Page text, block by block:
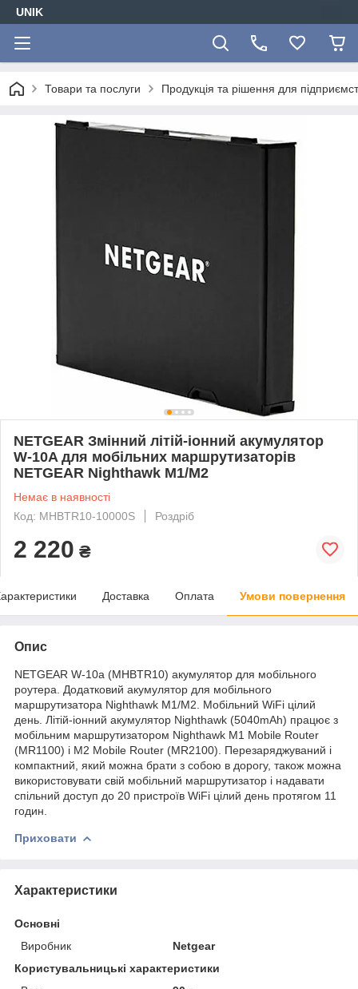
UNIK
Товари та послуги Продукція та рішення для
NETGEAR Змінний літій-іонний акумулятор
W-10A для мобільних маршрутизаторів
NETGEAR Nighthawk M1/M2
Немає в наявності
Код: MHBTR10-10000S
Роздріб
2 220 ₴
Доставка Оплата Умови повернення
Опис
NETGEAR W-10a (MHBTR10) акумулятор для мобільного
роутера. Додатковий акумулятор для мобільного
маршрутизатора Nighthawk M1/M2. Мобільний WiFi цілий
день. Літій-іонний акумулятор Nighthawk (5040mAh) працює з
мобільним маршрутизатором Nighthawk M1 Mobile Router
(MR1100) і M2 Mobile Router (MR2100). Перезаряджуваний і
компактний, який можна брати з собою в дорогу, також можна
використовувати свій мобільний маршрутизатор і надавати
спільний доступ до 20 пристроїв WiFi цілий день протягом 11
годин.
Приховати
Характеристики
Основні
Виробник
Netgear
Користувальницькі характеристики